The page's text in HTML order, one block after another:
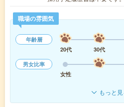
職場の雰囲気
年齢層
20代
30代
男女比率
女性
もっと